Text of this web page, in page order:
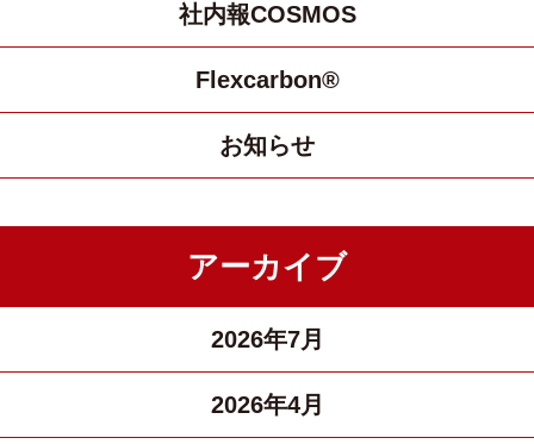
社内報COSMOS
Flexcarbon®
お知らせ
アーカイブ
2026年7月
2026年4月